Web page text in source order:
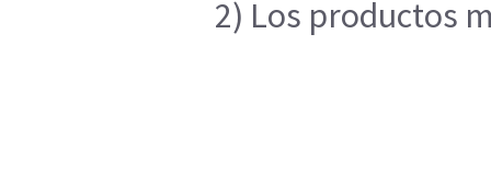
2) Los productos